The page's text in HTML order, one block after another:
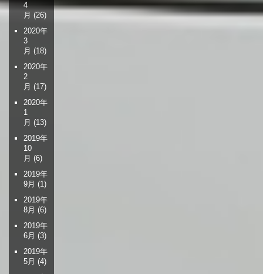
4
月 (26)
2020年
3
月 (18)
2020年
2
月 (17)
2020年
1
月 (13)
2019年
10
月 (6)
2019年
9月 (1)
2019年
8月 (6)
2019年
6月 (3)
2019年
5月 (4)